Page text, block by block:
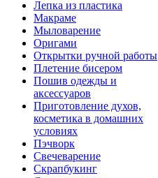
Лепка из пластика
Макраме
Мыловарение
Оригами
Открытки ручной работы
Плетение бисером
Пошив одежды и
аксессуаров
Приготовление духов,
косметика в домашних
условиях
Пэчворк
Свечеварение
Скрапбукинг